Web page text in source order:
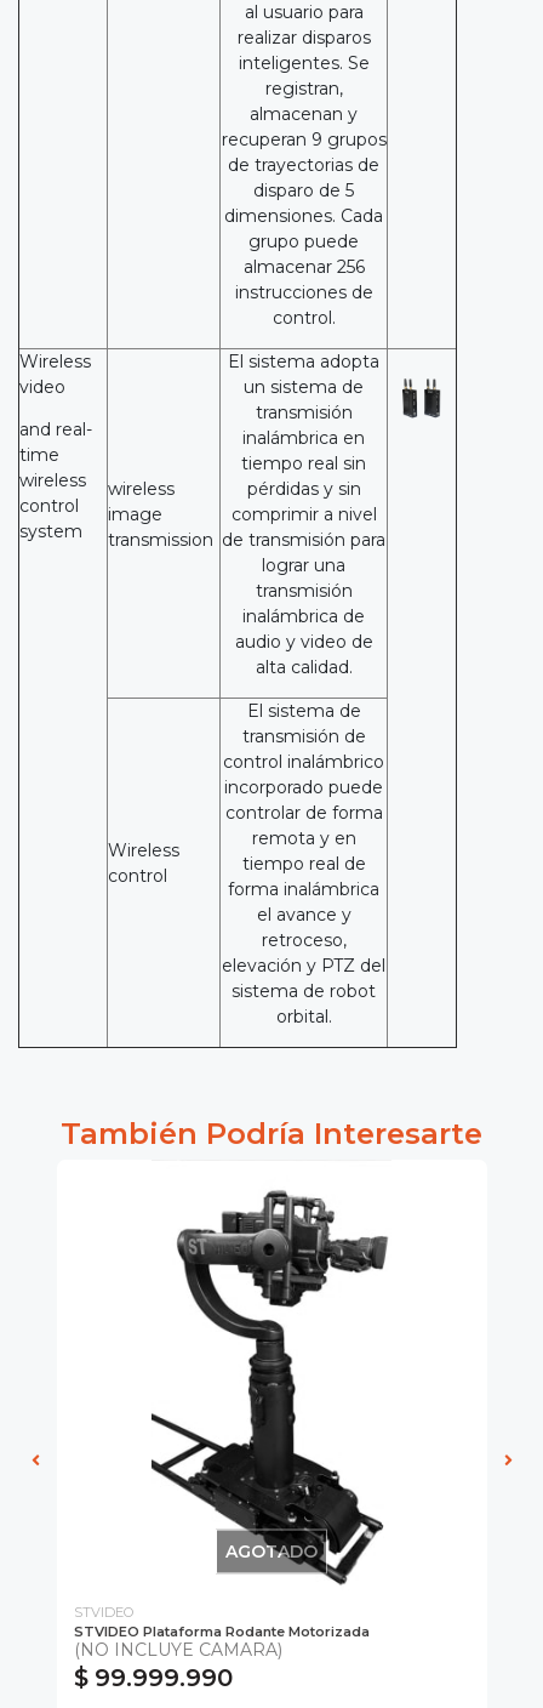
al usuario para
realizar disparos
inteligentes. Se
registran,
almacenan y
recuperan 9 grupos
de trayectorias de
disparo de 5
dimensiones. Cada
grupo puede
almacenar 256
instrucciones de
control.
Wireless
video
and real-
time
wireless
control
system
wireless
image
transmission
El sistema adopta
un sistema de
transmisión
inalámbrica en
tiempo real sin
pérdidas y sin
comprimir a nivel
de transmisión para
lograr una
transmisión
inalámbrica de
audio y video de
alta calidad.
Wireless
control
El sistema de
transmisión de
control inalámbrico
incorporado puede
controlar de forma
remota y en
tiempo real de
forma inalámbrica
el avance y
retroceso,
elevación y PTZ del
sistema de robot
orbital.
También Podría Interesarte
AGOTADO
STVIDEO
STVIDEO Plataforma Rodante Motorizada
(NO INCLUYE CAMARA)
$ 99.999.990